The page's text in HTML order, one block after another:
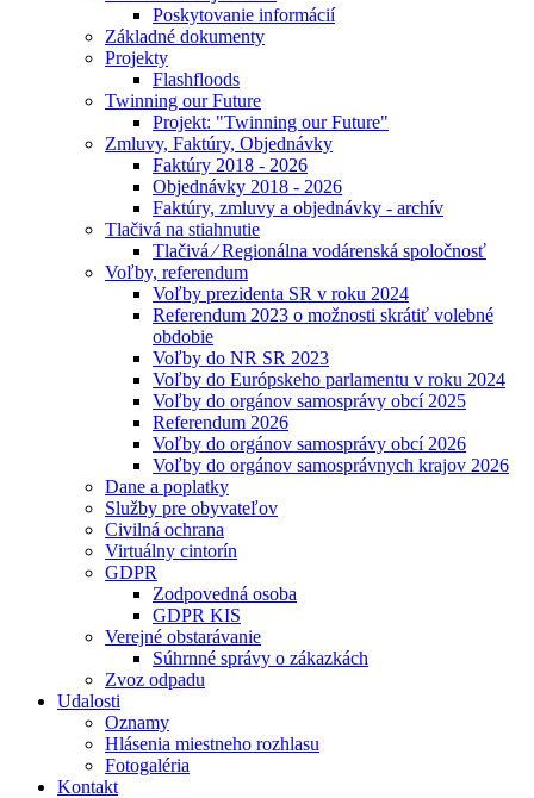
Poskytovanie informácií
Základné dokumenty
Projekty
Flashfloods
Twinning our Future
Projekt: "Twinning our Future"
Zmluvy, Faktúry, Objednávky
Faktúry 2018 - 2026
Objednávky 2018 - 2026
Faktúry, zmluvy a objednávky - archív
Tlačivá na stiahnutie
Tlačivá ⁄ Regionálna vodárenská spoločnosť
Voľby, referendum
Voľby prezidenta SR v roku 2024
Referendum 2023 o možnosti skrátiť volebné
obdobie
Voľby do NR SR 2023
Voľby do Európskeho parlamentu v roku 2024
Voľby do orgánov samosprávy obcí 2025
Referendum 2026
Voľby do orgánov samosprávy obcí 2026
Voľby do orgánov samosprávnych krajov 2026
Dane a poplatky
Služby pre obyvateľov
Civilná ochrana
Virtuálny cintorín
GDPR
Zodpovedná osoba
GDPR KIS
Verejné obstarávanie
Súhrnné správy o zákazkách
Zvoz odpadu
Udalosti
Oznamy
Hlásenia miestneho rozhlasu
Fotogaléria
Kontakt